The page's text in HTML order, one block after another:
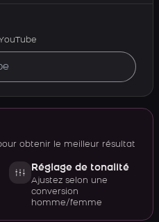
obtenir le meilleur résultat
Réglage de tonalité
Ajustez selon une
conversion
homme/femme